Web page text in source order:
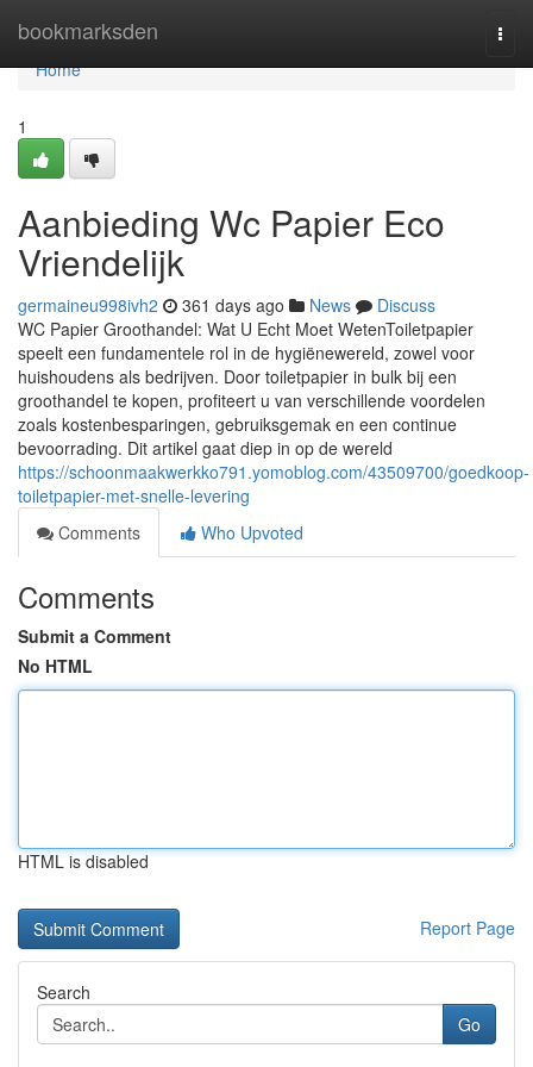
bookmarksden
Home
Home
1
Aanbieding Wc Papier Eco
Vriendelijk
germaineu998ivh2 361 days ago News
Discuss
WC Papier Groothandel: Wat U Echt Moet WetenToiletpapier
speelt een fundamentele rol in de hygiënewereld, zowel voor
huishoudens als bedrijven. Door toiletpapier in bulk bij een
groothandel te kopen, profiteert u van verschillende voordelen
zoals kostenbesparingen, gebruiksgemak en een continue
bevoorrading. Dit artikel gaat diep in op de wereld
https://schoonmaakwerkko791.yomoblog.com/43509700/goedkoop-
toiletpapier-met-snelle-levering
Comments
Who Upvoted
Comments
Submit a Comment
No HTML
HTML is disabled
Report Page
Search
Go